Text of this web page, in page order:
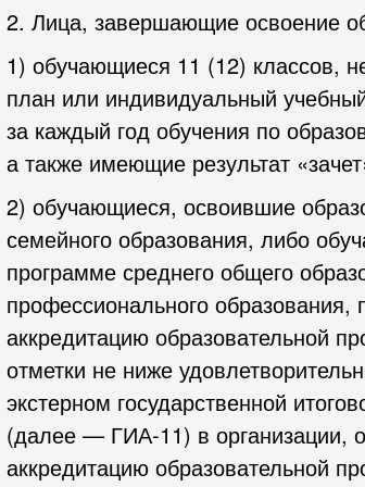
2. Лица, завершающие освоение
1) обучающиеся 11 (12) классов,
план или индивидуальный
за каждый год обучения по
а также имеющие результат
2) обучающиеся, освоившие
семейного образования, либо
программе среднего общего
профессионального
аккредитацию образовательной
отметки не ниже
экстерном государственной
(далее — ГИА-11) в организации,
аккредитацию образовательной